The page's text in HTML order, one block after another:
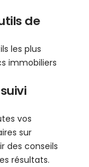
de
les plus
immobiliers
vos
sur
des conseils
résultats.